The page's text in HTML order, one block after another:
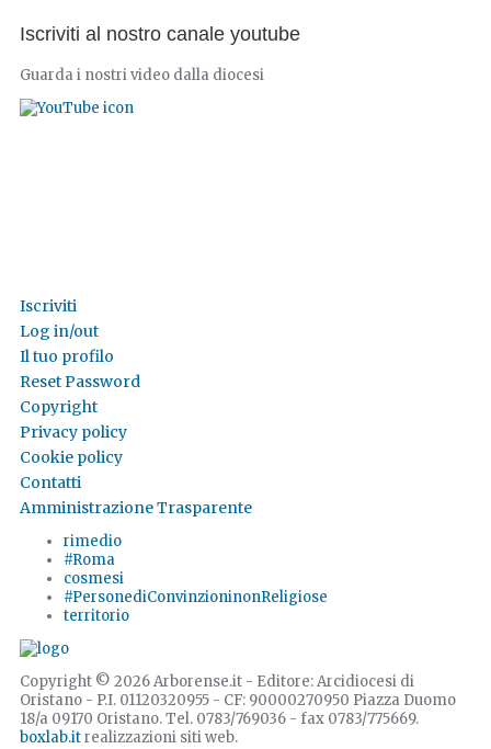
Iscriviti al nostro canale youtube
Guarda i nostri video dalla diocesi
Iscriviti
Log in/out
Il tuo profilo
Reset Password
Copyright
Privacy policy
Cookie policy
Contatti
Amministrazione Trasparente
rimedio
#Roma
cosmesi
#PersonediConvinzioninonReligiose
territorio
Copyright © 2026 Arborense.it - Editore: Arcidiocesi di
Oristano - P.I. 01120320955 - CF: 90000270950 Piazza Duomo
18/a 09170 Oristano. Tel. 0783/769036 - fax 0783/775669.
boxlab.itrealizzazioni siti web.